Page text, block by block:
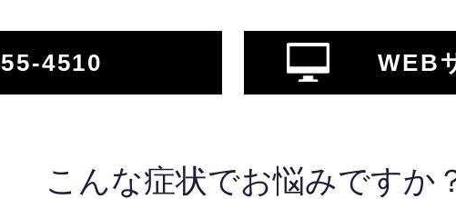
4510 WEB
こんな症状でお悩みですか